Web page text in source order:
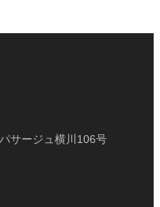
サージュ横川106号